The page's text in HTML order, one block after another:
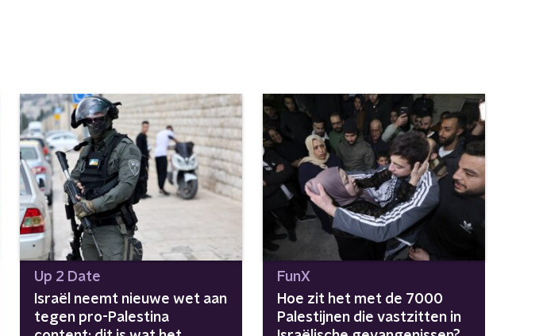
Up 2 Date
Israël neemt nieuwe wet aan
tegen pro-Palestina
FunX
Hoe zit het met de 7000
Palestijnen die vastzitten in